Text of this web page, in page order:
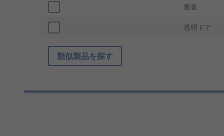
重量
透明ドア
類似製品を探す